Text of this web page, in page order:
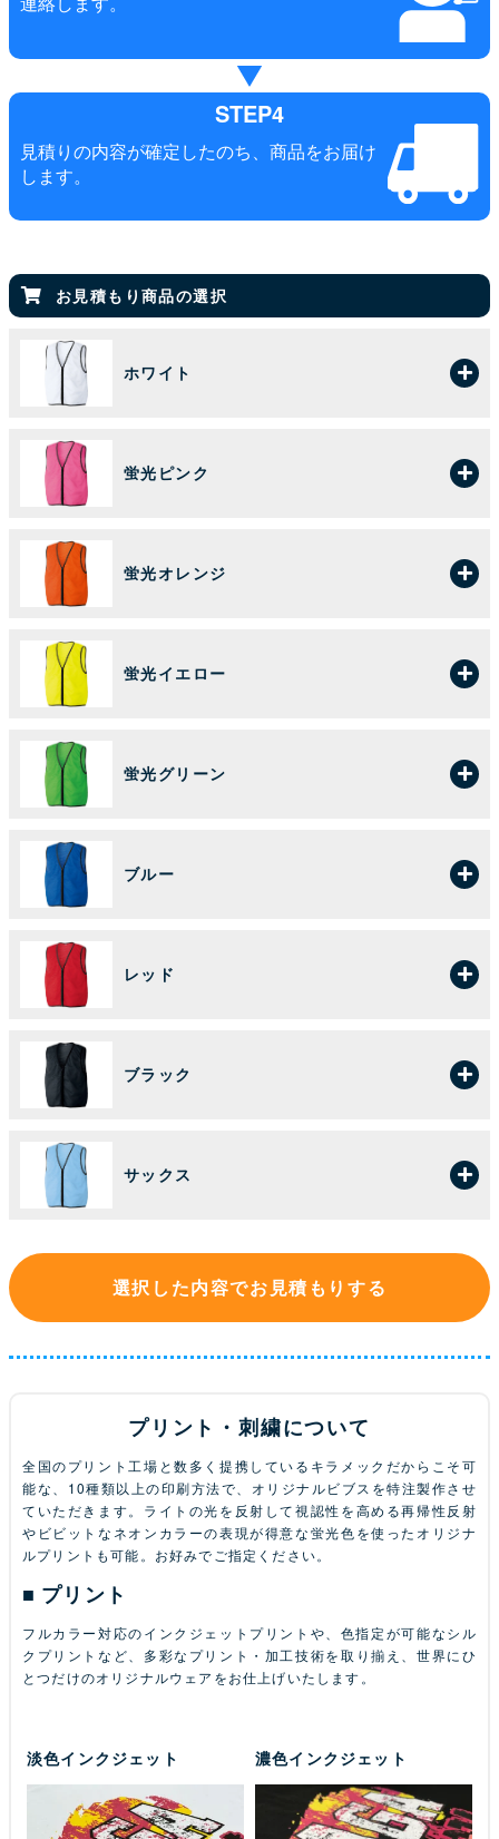
STEP4
見積りの内容が確定したのち、商品をお届け
します。
お見積もり商品の選択
ホワイト
蛍光ピンク
蛍光オレンジ
蛍光イエロー
蛍光グリーン
ブルー
レッド
ブラック
サックス
選択した内容でお見積もりする
プリント・刺繍について
全国のプリント工場と数多く提携しているキラメックだからこそ可
能な、10種類以上の印刷方法で、オリジナルビブスを特注製作させ
ていただきます。ライトの光を反射して視認性を高める再帰性反射
やビビットなネオンカラーの表現が得意な蛍光色を使ったオリジナ
ルプリントも可能。お好みでご指定ください。
プリント
フルカラー対応のインクジェットプリントや、色指定が可能なシル
クプリントなど、多彩なプリント・加工技術を取り揃え、世界にひ
とつだけのオリジナルウェアをお仕上げいたします。
淡色インクジェット 濃色インクジェット